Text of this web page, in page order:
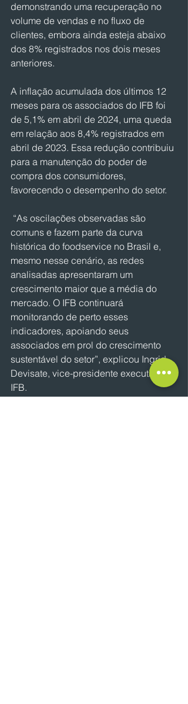
demonstrando uma recuperação no
volume de vendas e no fluxo de
clientes, embora ainda esteja abaixo
dos 8% registrados nos dois meses
anteriores.
A inflação acumulada dos últimos 12
meses para os associados do IFB foi
de 5,1% em abril de 2024, uma queda
em relação aos 8,4% registrados em
abril de 2023. Essa redução contribuiu
para a manutenção do poder de
compra dos consumidores,
favorecendo o desempenho do setor.
comuns e fazem parte da curva
histórica do foodservice no Brasil e,
mesmo nesse cenário, as redes
analisadas apresentaram um
crescimento maior que a média do
mercado. O IFB continuará
monitorando de perto esses
indicadores, apoiando seus
associados em prol do crescimento
sustentável do setor”, explicou Ingrid
Devisate, vice-presidente executiva do
IFB.